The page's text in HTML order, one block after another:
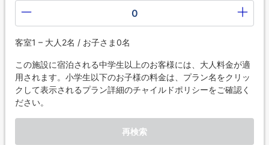
0
客室1 – 大人2名 / お子さま0名
この施設に宿泊される中学生以上のお客様には、大人料金が適
用されます。小学生以下のお子様の料金は、プラン名をクリッ
クして表示されるプラン詳細のチャイルドポリシーをご確認く
ださい。
再検索